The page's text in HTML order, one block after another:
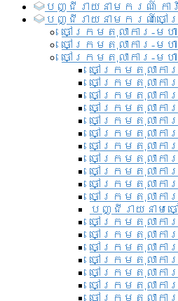
បញ្ជី​រាយ​នាមករណ៍ ការិ
បញ្ជី​រាយ​នាមករណ៍​ចៅ
ចៅក្រមតុលាការ-ម
ចៅក្រមតុលាការ-ម
ចៅក្រមតុលាការ-ម
ចៅក្រមតុលាក
ចៅក្រមតុលាក
ចៅក្រមតុលាក
ចៅក្រមតុលាក
ចៅក្រមតុលាក
ចៅក្រមតុលាកា
ចៅក្រមតុលាក
ចៅក្រមតុលាក
ចៅក្រមតុលាក
ចៅក្រមតុលាកា
ចៅក្រមតុលាក
បញ្ជីរាយនាម
ចៅក្រមតុលាកា
ចៅក្រមតុលាកា
ចៅក្រមតុលាកា
ចៅក្រមតុលាកា
ចៅក្រមតុលាក
ចៅក្រមតុលាកា
ចៅក្រមតុលាក